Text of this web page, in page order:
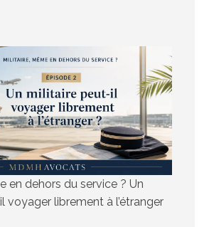
en dehors du service ? Un
voyager librement à l’étranger